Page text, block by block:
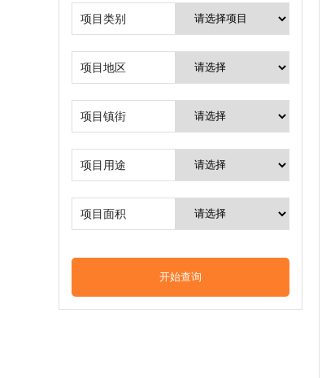
项目类别
项目地区
项目镇街
项目用途
项目面积